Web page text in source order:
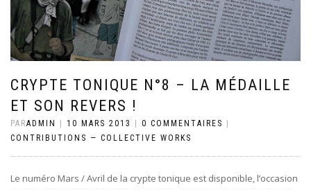
CRYPTE TONIQUE N°8 – LA MÉDAILLE
ET SON REVERS !
PARADMIN 10 MARS 2013 0 COMMENTAIRES
CONTRIBUTIONS — COLLECTIVE WORKS
Le numéro Mars / Avril de la crypte tonique est disponible, l’occasion